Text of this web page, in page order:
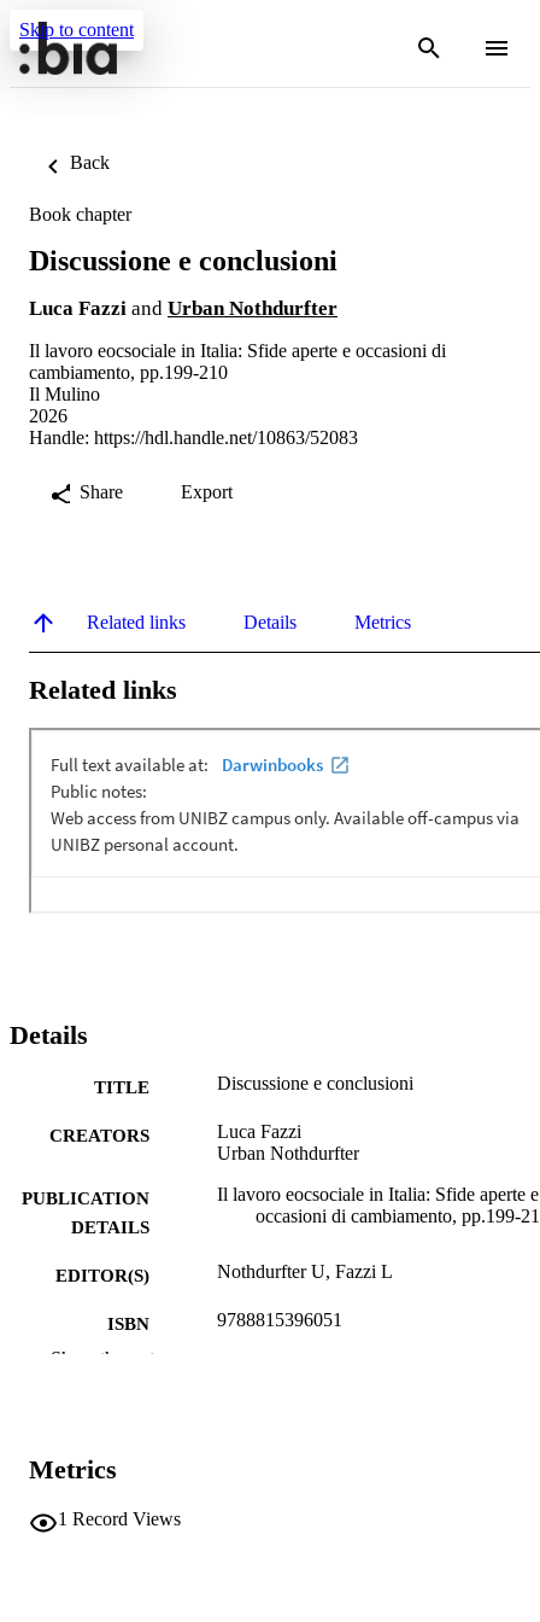
Skip to content
Back
Book chapter
Discussione e conclusioni
Luca Fazzi and Urban Nothdurfter
Il lavoro eocsociale in Italia: Sfide aperte e occasioni di
cambiamento, pp.199-210
Il Mulino
2026
Handle: https://hdl.handle.net/10863/52083
Share Export
Related links Details Metrics
Related links
Details
TITLE Discussione e conclusioni
CREATORS
Luca Fazzi
Urban Nothdurfter
PUBLICATION
DETAILS
Il lavoro eocsociale in Italia: Sfide aperte e
occasioni di cambiamento, pp.199-
EDITOR(S) Nothdurfter U, Fazzi L
ISBN 9788815396051
NUMBER OF
PAGES
Show the rest
Metrics
1 Record Views